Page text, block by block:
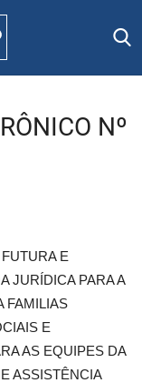
Nº
E
JURÍDICA PARA A
FAMILIAS
E
AS EQUIPES DA
ASSISTÊNCIA